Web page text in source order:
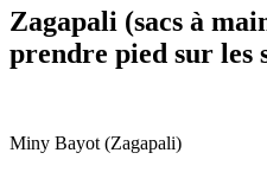
Zagapali (sacs à
prendre pied sur les
Miny Bayot (Zagapali)